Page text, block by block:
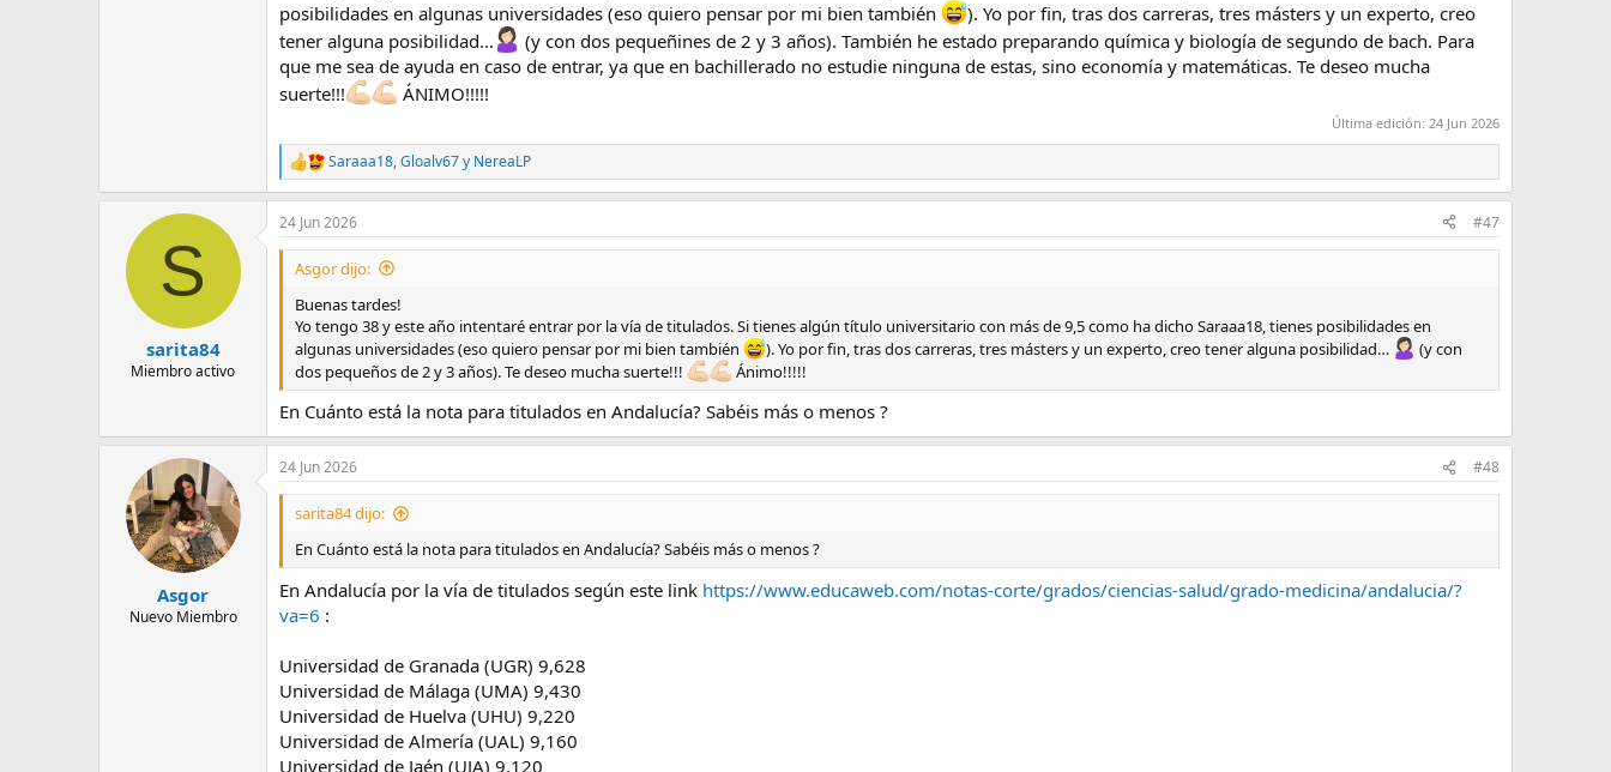
posibilidades en algunas universidades (eso quiero pensar por mi bien también
). Yo por fin, tras dos carreras, tres másters y un experto, creo
tener alguna posibilidad…
(y con dos pequeñines de 2 y 3 años). También he estado preparando química y biología de segundo de bach. Para
que me sea de ayuda en caso de entrar, ya que en bachillerado no estudie ninguna de estas, sino economía y matemáticas. Te deseo mucha
suerte!!!
ÁNIMO!!!!!
Última edición: 24 Jun 2026
R
e
a
c
c
e
Saraaa18,Gloalv67y NereaLP
S
sarita84
Miembro activo
24 Jun 2026 #47
Asgor dijo:
Buenas tardes!
Yo tengo 38 y este año intentaré entrar por la vía de titulados. Si tienes algún título universitario con más de 9,5 como ha dicho Saraaa18, tienes posibilidades en
algunas universidades (eso quiero pensar por mi bien también
). Yo por fin, tras dos carreras, tres másters y un experto, creo tener alguna posibilidad…
(y con
dos pequeños de 2 y 3 años). Te deseo mucha suerte!!!
Ánimo!!!!!
En Cuánto está la nota para titulados en Andalucía? Sabéis más o menos ?
Asgor
Nuevo Miembro
24 Jun 2026 #48
sarita84 dijo:
En Cuánto está la nota para titulados en Andalucía? Sabéis más o menos ?
En Andalucía por la vía de titulados según este link https://www.educaweb.com/notas-corte/grados/ciencias-salud/grado-medicina/andalucia/?
va=6 :
Universidad de Granada (UGR) 9,628
Universidad de Málaga (UMA) 9,430
Universidad de Huelva (UHU) 9,220
Universidad de Almería (UAL) 9,160
Universidad de Jaén (UJA) 9,120